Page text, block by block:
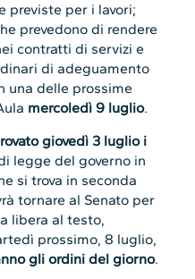
previste per i lavori;
prevedono di rendere
contratti di servizi e
di adeguamento
una delle prossime
mercoledì 9 luglio.
giovedì 3 luglio i
legge del governo in
si trova in seconda
tornare al Senato per
libera al testo,
prossimo, 8 luglio,
gli ordini del giorno.